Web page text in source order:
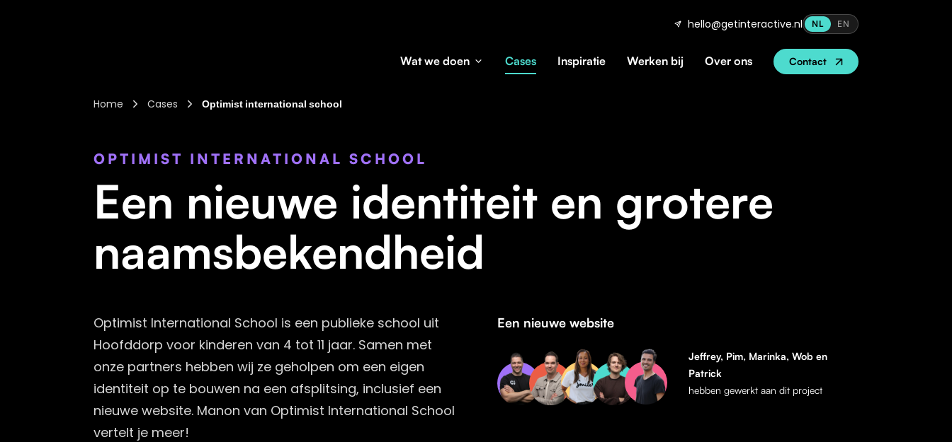
hello@getinteractive.nl NL EN
Wat we doen Cases Inspiratie Werken bij Over ons Contact
Home Cases Optimist international school
OPTIMIST INTERNATIONAL SCHOOL
Een nieuwe identiteit en grotere
naamsbekendheid
Optimist International School is een publieke school uit
Hoofddorp voor kinderen van 4 tot 11 jaar. Samen met
onze partners hebben wij ze geholpen om een eigen
identiteit op te bouwen na een afsplitsing, inclusief een
nieuwe website. Manon van Optimist International School
vertelt je meer!
Een nieuwe website
Jeffrey, Pim, Marinka, Wob en
Patrick
hebben gewerkt aan dit project